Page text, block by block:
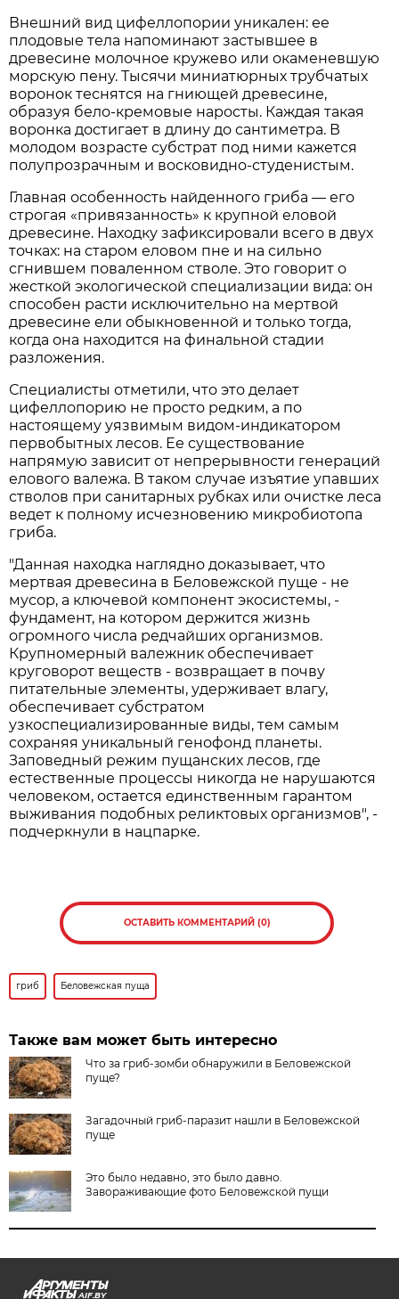
Внешний вид цифеллопории уникален: ее
плодовые тела напоминают застывшее в
древесине молочное кружево или окаменевшую
морскую пену. Тысячи миниатюрных трубчатых
воронок теснятся на гниющей древесине,
образуя бело-кремовые наросты. Каждая такая
воронка достигает в длину до сантиметра. В
молодом возрасте субстрат под ними кажется
полупрозрачным и восковидно-студенистым.
Главная особенность найденного гриба — его
строгая «привязанность» к крупной еловой
древесине. Находку зафиксировали всего в двух
точках: на старом еловом пне и на сильно
сгнившем поваленном стволе. Это говорит о
жесткой экологической специализации вида: он
способен расти исключительно на мертвой
древесине ели обыкновенной и только тогда,
когда она находится на финальной стадии
разложения.
Специалисты отметили, что это делает
цифеллопорию не просто редким, а по
настоящему уязвимым видом-индикатором
первобытных лесов. Ее существование
напрямую зависит от непрерывности генераций
елового валежа. В таком случае изъятие упавших
стволов при санитарных рубках или очистке леса
ведет к полному исчезновению микробиотопа
гриба.
"Данная находка наглядно доказывает, что
мертвая древесина в Беловежской пуще - не
мусор, а ключевой компонент экосистемы, -
фундамент, на котором держится жизнь
огромного числа редчайших организмов.
Крупномерный валежник обеспечивает
круговорот веществ - возвращает в почву
питательные элементы, удерживает влагу,
обеспечивает субстратом
узкоспециализированные виды, тем самым
сохраняя уникальный генофонд планеты.
Заповедный режим пущанских лесов, где
естественные процессы никогда не нарушаются
человеком, остается единственным гарантом
выживания подобных реликтовых организмов", -
подчеркнули в нацпарке.
ОСТАВИТЬ КОММЕНТАРИЙ (0)
гриб Беловежская пуща
Также вам может быть интересно
Что за гриб-зомби обнаружили в Беловежской
пуще?
Загадочный гриб-паразит нашли в Беловежской
пуще
Это было недавно, это было давно.
Завораживающие фото Беловежской пущи
AIF.BY